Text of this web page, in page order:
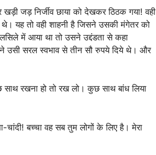
जड़ निर्जीव छाया को देखकर ठिठक गया! वही
यह तो वही शाहनी है जिसने उसकी मंगेतर को
में आया था तो उसने उद्दंडता से कहा
उसी सरल स्वभाव से तीन सौ रुपये दिये थे। और
साथ रखना हो तो रख लो। कुछ साथ बांध लिया
चांदी! बच्चा वह सब तुम लोगों के लिए है। मेरा